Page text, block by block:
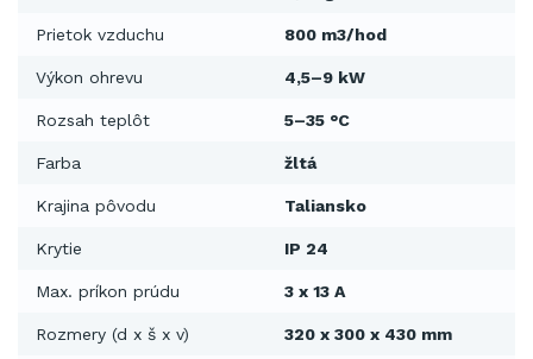
Prietok vzduchu 800 m3/hod
Výkon ohrevu 4,5–9 kW
Rozsah teplôt 5–35 °C
Farba žltá
Krajina pôvodu Taliansko
Krytie IP 24
Max. príkon prúdu 3 x 13 A
Rozmery (d x š x v) 320 x 300 x 430 mm